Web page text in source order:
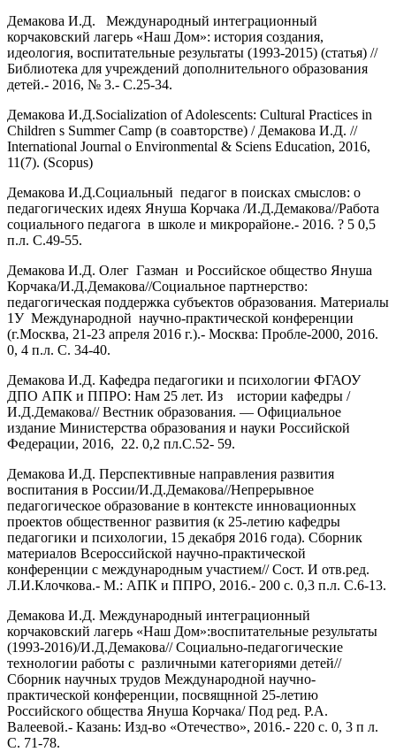
Демакова И.Д. Международный интеграционный
корчаковский лагерь «Наш Дом»: история создания,
идеология, воспитательные результаты (1993-2015) (статья) //
Библиотека для учреждений дополнительного образования
детей.- 2016, № 3.- С.25-34.
Демакова И.Д.Socialization of Adolescents: Cultural Practices in
Children s Summer Camp (в соавторстве) / Демакова И.Д. //
International Journal o Environmental & Sciens Education, 2016,
11(7). (Scopus)
Демакова И.Д.Социальный педагог в поисках смыслов: о
педагогических идеях Януша Корчака /И.Д.Демакова//Работа
социального педагога в школе и микрорайоне.- 2016. ? 5 0,5
п.л. С.49-55.
Демакова И.Д. Олег Газман и Российское общество Януша
Корчака/И.Д.Демакова//Социальное партнерство:
педагогическая поддержка субъектов образования. Материалы
1У Международной научно-практической конференции
(г.Москва, 21-23 апреля 2016 г.).- Москва: Пробле-2000, 2016.
0, 4 п.л. С. 34-40.
Демакова И.Д. Кафедра педагогики и психологии ФГАОУ
ДПО АПК и ППРО: Нам 25 лет. Из истории кафедры /
И.Д.Демакова// Вестник образования. — Официальное
издание Министерства образования и науки Российской
Федерации, 2016, 22. 0,2 пл.С.52- 59.
Демакова И.Д. Перспективные направления развития
воспитания в России/И.Д.Демакова//Непрерывное
педагогическое образование в контексте инновационных
проектов общественног развития (к 25-летию кафедры
педагогики и психологии, 15 декабря 2016 года). Сборник
материалов Всероссийской научно-практической
конференции с международным участием// Сост. И отв.ред.
Л.И.Клочкова.- М.: АПК и ППРО, 2016.- 200 с. 0,3 п.л. С.6-13.
Демакова И.Д. Международный интеграционный
корчаковский лагерь «Наш Дом»:воспитательные результаты
(1993-2016)/И.Д.Демакова// Социально-педагогические
технологии работы с различными категориями детей//
Сборник научных трудов Международной научно-
практической конференции, посвящнной 25-летию
Российского общества Януша Корчака/ Под ред. Р.А.
Валеевой.- Казань: Изд-во «Отечество», 2016.- 220 с. 0, 3 п л.
С. 71-78.